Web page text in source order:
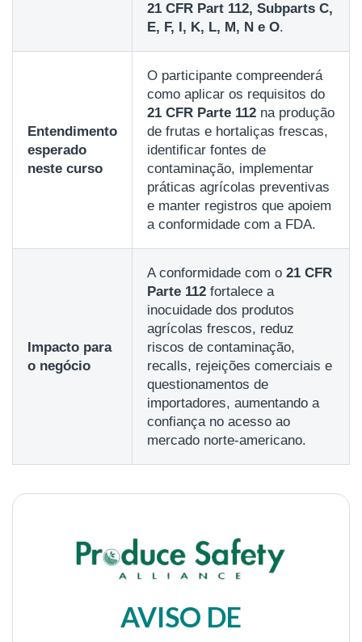
21 CFR Part 112, Subparts C,
E, F, I, K, L, M, N e O.
Entendimento
esperado
neste curso
O participante compreenderá
como aplicar os requisitos do
21 CFR Parte 112 na produção
de frutas e hortaliças frescas,
identificar fontes de
contaminação, implementar
práticas agrícolas preventivas
e manter registros que apoiem
a conformidade com a FDA.
Impacto para
o negócio
A conformidade com o 21 CFR
Parte 112 fortalece a
inocuidade dos produtos
agrícolas frescos, reduz
riscos de contaminação,
recalls, rejeições comerciais e
questionamentos de
importadores, aumentando a
confiança no acesso ao
mercado norte-americano.
AVISO DE